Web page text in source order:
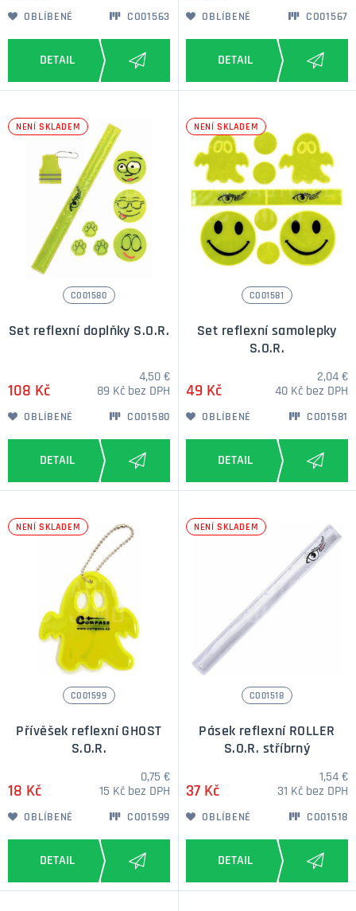
OBLÍBENÉ CO01563 OBLÍBENÉ CO01567
NENÍ SKLADEM
CO01580
Set reflexní doplňky S.O.R.
108 Kč
4,50 €
89 Kč bez DPH
OBLÍBENÉ CO01580
NENÍ SKLADEM
CO01581
Set reflexní samolepky
S.O.R.
49 Kč
2,04 €
40 Kč bez DPH
OBLÍBENÉ CO01581
NENÍ SKLADEM
CO01599
Přívěšek reflexní GHOST
S.O.R.
18 Kč
0,75 €
15 Kč bez DPH
OBLÍBENÉ CO01599
NENÍ SKLADEM
CO01518
Pásek reflexní ROLLER
S.O.R. stříbrný
37 Kč
1,54 €
31 Kč bez DPH
OBLÍBENÉ CO01518